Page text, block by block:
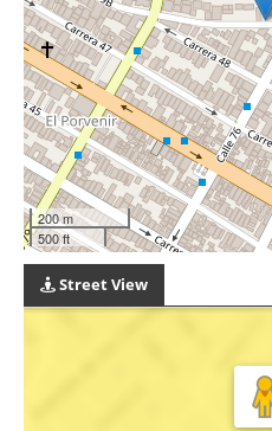
200 m
500 ft
Street View